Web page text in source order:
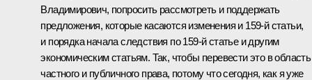
Владимирович, попросить рассмотреть и поддержать
предложения, которые касаются изменения и 159‑й статьи,
и порядка начала следствия по 159‑й статье и другим
экономическим статьям. Так, чтобы перевести это в область
частного и публичного права, потому что сегодня, как я уже